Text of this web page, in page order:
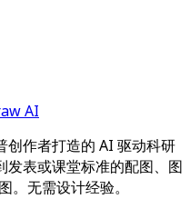
AI
创作者打造的 AI 驱动科研
发表或课堂标准的配图、图
。无需设计经验。